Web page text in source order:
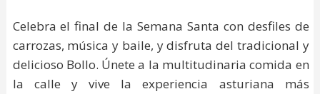
Celebra el final de la Semana Santa con desfiles de
carrozas, música y baile, y disfruta del tradicional y
delicioso Bollo. Únete a la multitudinaria comida en
la calle y vive la experiencia asturiana más